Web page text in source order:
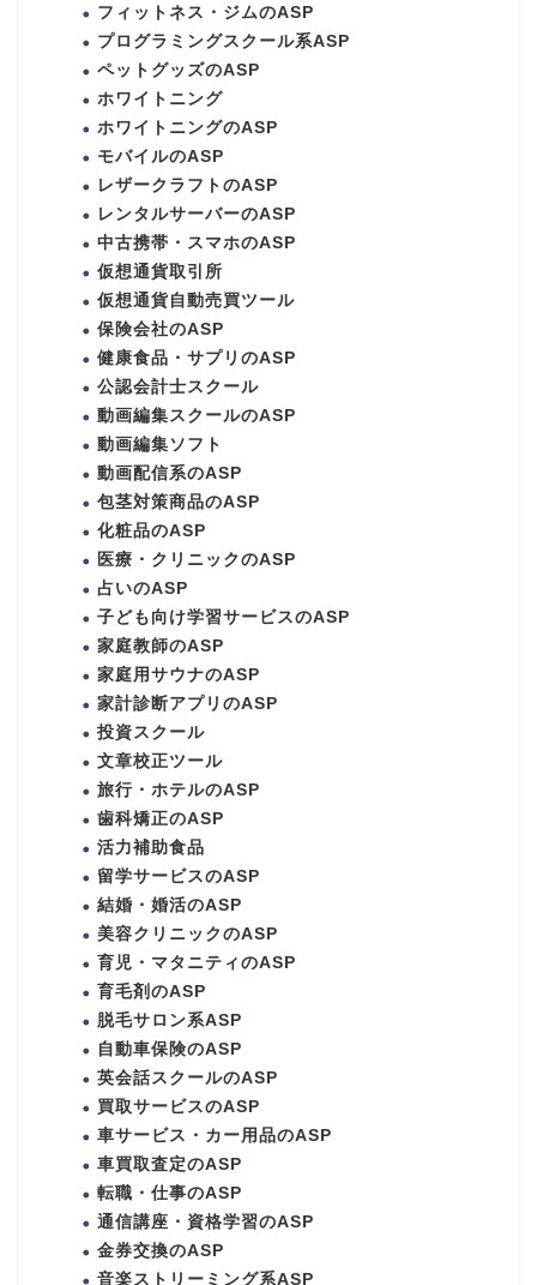
フィットネス・ジムのASP
プログラミングスクール系ASP
ペットグッズのASP
ホワイトニング
ホワイトニングのASP
モバイルのASP
レザークラフトのASP
レンタルサーバーのASP
中古携帯・スマホのASP
仮想通貨取引所
仮想通貨自動売買ツール
保険会社のASP
健康食品・サプリのASP
公認会計士スクール
動画編集スクールのASP
動画編集ソフト
動画配信系のASP
包茎対策商品のASP
化粧品のASP
医療・クリニックのASP
占いのASP
子ども向け学習サービスのASP
家庭教師のASP
家庭用サウナのASP
家計診断アプリのASP
投資スクール
文章校正ツール
旅行・ホテルのASP
歯科矯正のASP
活力補助食品
留学サービスのASP
結婚・婚活のASP
美容クリニックのASP
育児・マタニティのASP
育毛剤のASP
脱毛サロン系ASP
自動車保険のASP
英会話スクールのASP
買取サービスのASP
車サービス・カー用品のASP
車買取査定のASP
転職・仕事のASP
通信講座・資格学習のASP
金券交換のASP
音楽ストリーミング系ASP